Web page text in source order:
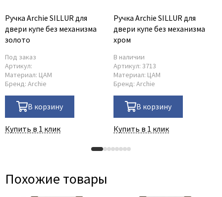
Ручка Archie SILLUR для
двери купе без механизма
золото
Под заказ
Артикул:
Материал: ЦАМ
Бренд: Archie
В корзину
Купить в 1 клик
Ручка Archie SILLUR для
двери купе без механизма
хром
В наличии
Артикул: 3713
Материал: ЦАМ
Бренд: Archie
В корзину
Купить в 1 клик
Похожие товары